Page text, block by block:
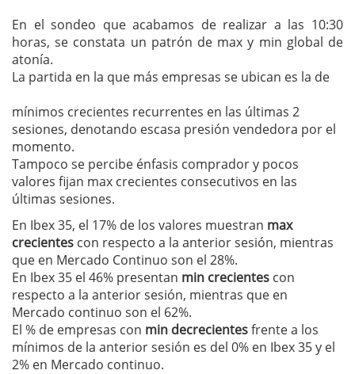
En el sondeo que acabamos de realizar a las 10:30
horas, se constata un patrón de max y min global de
atonía.
La partida en la que más empresas se ubican es la de
mínimos crecientes recurrentes en las últimas 2
sesiones, denotando escasa presión vendedora por el
momento.
Tampoco se percibe énfasis comprador y pocos
valores fijan max crecientes consecutivos en las
últimas sesiones.
En Ibex 35, el 17% de los valores muestran max
crecientes con respecto a la anterior sesión, mientras
que en Mercado Continuo son el 28%.
En Ibex 35 el 46% presentan min crecientes con
respecto a la anterior sesión, mientras que en
Mercado continuo son el 62%.
El % de empresas con min decrecientesfrente a los
mínimos de la anterior sesión es del 0% en Ibex 35 y el
2% en Mercado continuo.